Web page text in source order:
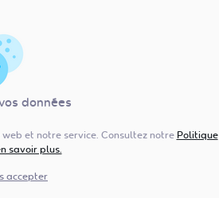
données
et notre service. Consultez notre Politique
savoir plus.
accepter
Pays de la Loire (205)
Vendée — 85 (98)